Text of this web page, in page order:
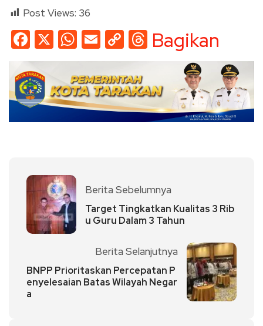
Post Views: 36
Facebook
X WhatsApp
EmailCopy
Link
Threads
Bagikan
Berita Sebelumnya
Target Tingkatkan Kualitas 3 Rib
u Guru Dalam 3 Tahun
Berita Selanjutnya
BNPP Prioritaskan Percepatan P
enyelesaian Batas Wilayah Negar
a